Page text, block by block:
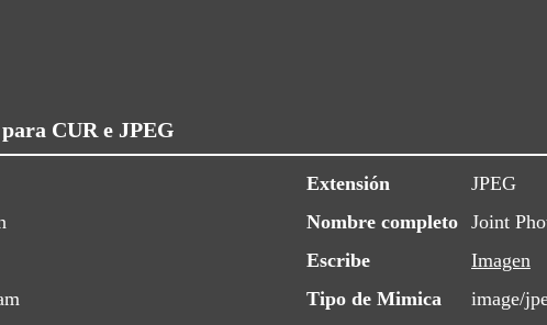
CUR e JPEG
Extensión
JPEG
Nombre completo Joint
Escribe
Imagen
Tipo de Mimica
image/